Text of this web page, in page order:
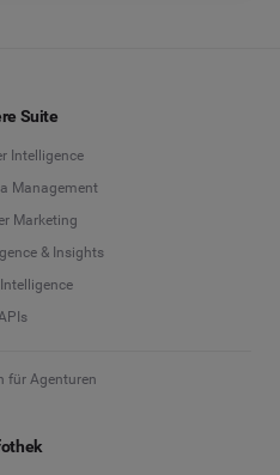
Suite
Intelligence
Management
Marketing
& Insights
APIs
für Agenturen